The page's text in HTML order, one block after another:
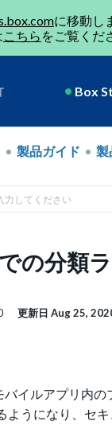
に移動し
こちら をご覧くだ
Box
製品ガイド
製
の分類
更新日Aug 25,
バイルアプリ内の
ようになり、セ